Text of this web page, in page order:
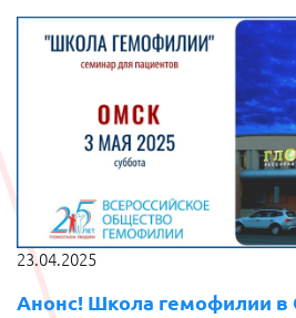
23.04.2025
Анонс! Школа гемофилии в